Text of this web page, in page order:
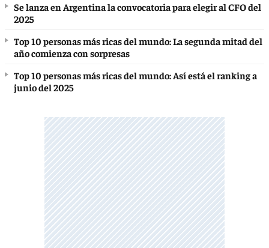
Se lanza en Argentina la convocatoria para elegir al CFO del
2025
Top 10 personas más ricas del mundo: La segunda mitad del
año comienza con sorpresas
Top 10 personas más ricas del mundo: Así está el ranking a
junio del 2025